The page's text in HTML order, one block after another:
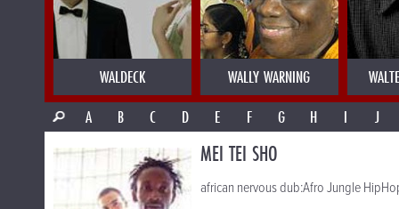
WALDECK WALLY WARNING
A
B C D E F G H I J
MEI TEI SHO
african nervous dub:Afro Jungle